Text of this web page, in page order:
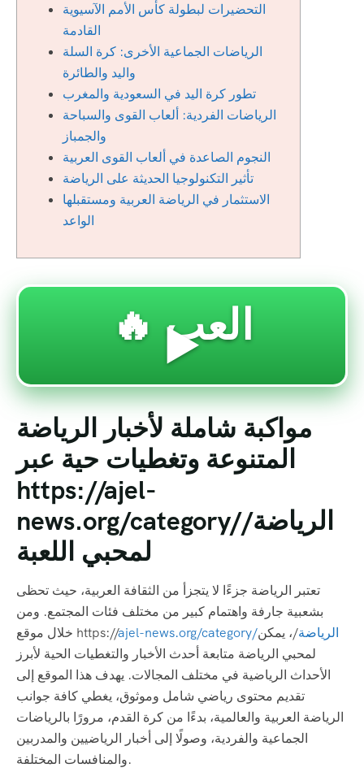
التحضيرات لبطولة كأس الأمم الآسيوية
القادمة
الرياضات الجماعية الأخرى: كرة السلة
واليد والطائرة
تطور كرة اليد في السعودية والمغرب
الرياضات الفردية: ألعاب القوى والسباحة
والجمباز
النجوم الصاعدة في ألعاب القوى العربية
تأثير التكنولوجيا الحديثة على الرياضة
الاستثمار في الرياضة العربية ومستقبلها
الواعد
🔥 العب▶️
مواكبة شاملة لأخبار الرياضة
المتنوعة وتغطيات حية عبر
https://ajel-
news.org/category/الرياضة/
لمحبي اللعبة
تعتبر الرياضة جزءًا لا يتجزأ من الثقافة العربية، حيث تحظى
بشعبية جارفة واهتمام كبير من مختلف فئات المجتمع. ومن
خلال موقع https://
ajel-news.org/category/الرياضة/، يمكن
لمحبي الرياضة متابعة أحدث الأخبار والتغطيات الحية لأبرز
الأحداث الرياضية في مختلف المجالات. يهدف هذا الموقع إلى
تقديم محتوى رياضي شامل وموثوق، يغطي كافة جوانب
الرياضة العربية والعالمية، بدءًا من كرة القدم، مرورًا بالرياضات
الجماعية والفردية، وصولًا إلى أخبار الرياضيين والمدربين
والمنافسات المختلفة.